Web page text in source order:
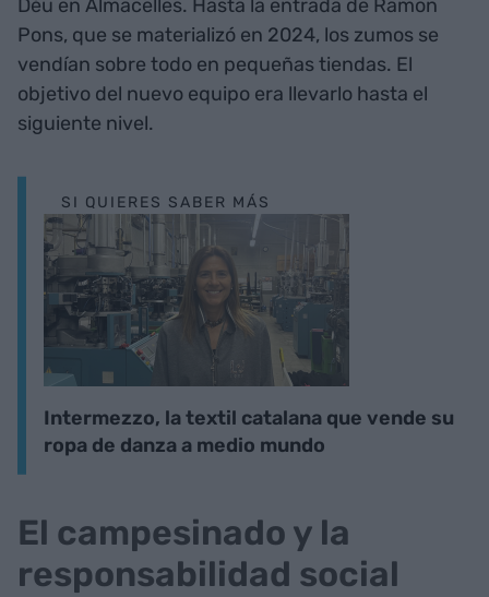
Déu en Almacelles. Hasta la entrada de Ramon
Pons, que se materializó en 2024, los zumos se
vendían sobre todo en pequeñas tiendas. El
objetivo del nuevo equipo era llevarlo hasta el
siguiente nivel.
SI QUIERES SABER MÁS
Intermezzo, la textil catalana que vende su
ropa de danza a medio mundo
El campesinado y la
responsabilidad social